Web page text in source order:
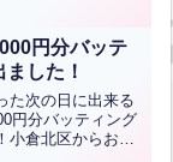
全文はクリッ
円分バッテ
した！
た次の日に出来る
円分バッティング
倉北区からお越